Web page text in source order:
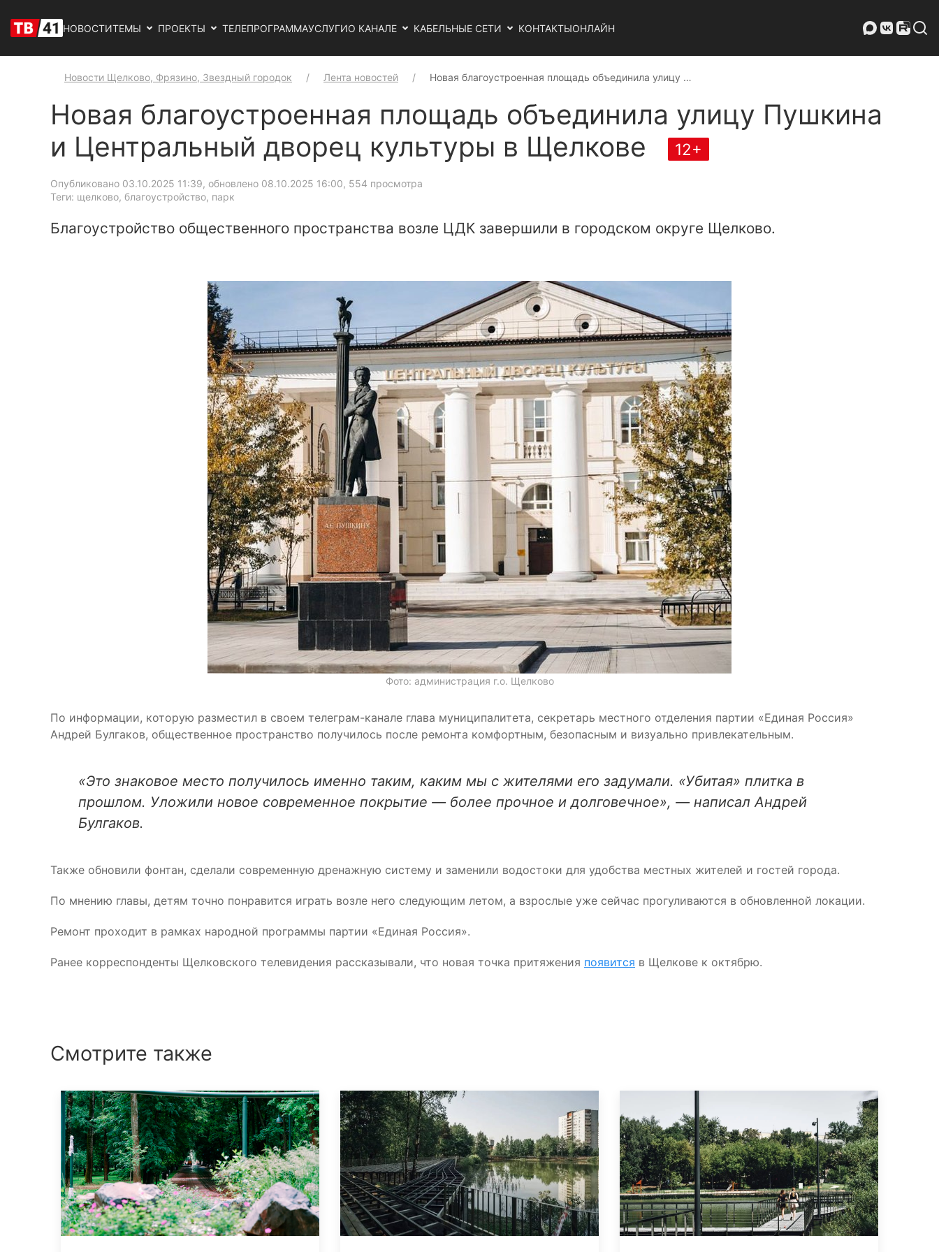
НОВОСТИТЕМЫ ПРОЕКТЫ ТЕЛЕПРОГРАММАУСЛУГИО КАНАЛЕ КАБЕЛЬНЫЕ СЕТИ КОНТАКТЫОНЛАЙН
Новости Щелково, Фрязино, Звездный городок Лента новостей Новая благоустроенная площадь объединила улицу …
Новая благоустроенная площадь объединила улицу Пушкина
и Центральный дворец культуры в Щелкове
12+
Опубликовано 03.10.2025 11:39, обновлено 08.10.2025 16:00, 554 просмотра
Теги: щелково, благоустройство, парк
Благоустройство общественного пространства возле ЦДК завершили в городском округе Щелково.
Фото: администрация г.о. Щелково
По информации, которую разместил в своем телеграм-канале глава муниципалитета, секретарь местного отделения партии «Единая Россия»
Андрей Булгаков, общественное пространство получилось после ремонта комфортным, безопасным и визуально привлекательным.
«Это знаковое место получилось именно таким, каким мы с жителями его задумали. «Убитая» плитка в
прошлом. Уложили новое современное покрытие — более прочное и долговечное», — написал Андрей
Булгаков.
Также обновили фонтан, сделали современную дренажную систему и заменили водостоки для удобства местных жителей и гостей города.
По мнению главы, детям точно понравится играть возле него следующим летом, а взрослые уже сейчас прогуливаются в обновленной локации.
Ремонт проходит в рамках народной программы партии «Единая Россия».
Ранее корреспонденты Щелковского телевидения рассказывали, что новая точка притяжения появится в Щелкове к октябрю.
Смотрите также